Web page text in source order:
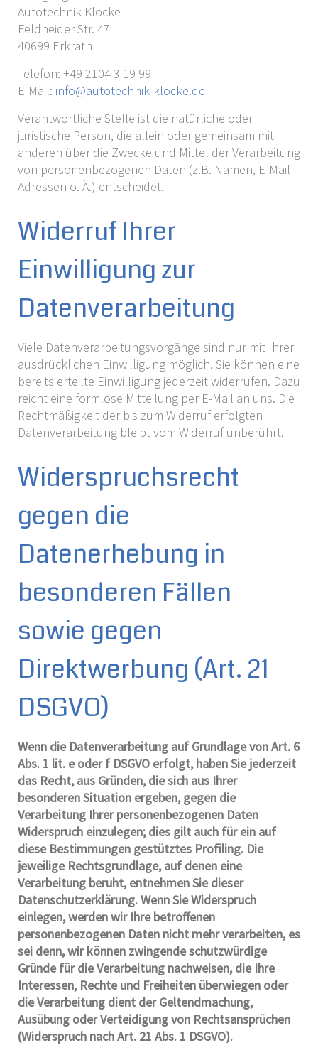
Autotechnik Klocke
Feldheider Str. 47
40699 Erkrath
Telefon: +49 2104 3 19 99
E-Mail: info@autotechnik-klocke.de
Verantwortliche Stelle ist die natürliche oder
juristische Person, die allein oder gemeinsam mit
anderen über die Zwecke und Mittel der Verarbeitung
von personenbezogenen Daten (z.B. Namen, E-Mail-
Adressen o. Ä.) entscheidet.
Widerruf Ihrer
Einwilligung zur
Datenverarbeitung
Viele Datenverarbeitungsvorgänge sind nur mit Ihrer
ausdrücklichen Einwilligung möglich. Sie können eine
bereits erteilte Einwilligung jederzeit widerrufen. Dazu
reicht eine formlose Mitteilung per E-Mail an uns. Die
Rechtmäßigkeit der bis zum Widerruf erfolgten
Datenverarbeitung bleibt vom Widerruf unberührt.
Widerspruchsrecht
gegen die
Datenerhebung in
besonderen Fällen
sowie gegen
Direktwerbung (Art. 21
DSGVO)
Wenn die Datenverarbeitung auf Grundlage von Art. 6
Abs. 1 lit. e oder f DSGVO erfolgt, haben Sie jederzeit
das Recht, aus Gründen, die sich aus Ihrer
besonderen Situation ergeben, gegen die
Verarbeitung Ihrer personenbezogenen Daten
Widerspruch einzulegen; dies gilt auch für ein auf
diese Bestimmungen gestütztes Profiling. Die
jeweilige Rechtsgrundlage, auf denen eine
Verarbeitung beruht, entnehmen Sie dieser
Datenschutzerklärung. Wenn Sie Widerspruch
einlegen, werden wir Ihre betroffenen
personenbezogenen Daten nicht mehr verarbeiten, es
sei denn, wir können zwingende schutzwürdige
Gründe für die Verarbeitung nachweisen, die Ihre
Interessen, Rechte und Freiheiten überwiegen oder
die Verarbeitung dient der Geltendmachung,
Ausübung oder Verteidigung von Rechtsansprüchen
(Widerspruch nach Art. 21 Abs. 1 DSGVO).